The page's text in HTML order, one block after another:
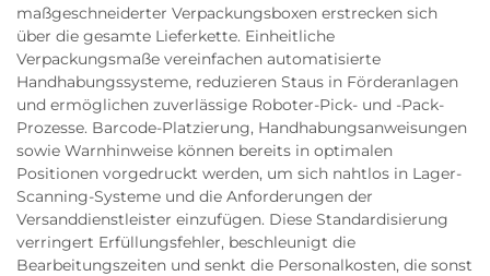
maßgeschneiderter Verpackungsboxen erstrecken sich
über die gesamte Lieferkette. Einheitliche
Verpackungsmaße vereinfachen automatisierte
Handhabungssysteme, reduzieren Staus in Förderanlagen
und ermöglichen zuverlässige Roboter-Pick- und -Pack-
Prozesse. Barcode-Platzierung, Handhabungsanweisungen
sowie Warnhinweise können bereits in optimalen
Positionen vorgedruckt werden, um sich nahtlos in Lager-
Scanning-Systeme und die Anforderungen der
Versanddienstleister einzufügen. Diese Standardisierung
verringert Erfüllungsfehler, beschleunigt die
Bearbeitungszeiten und senkt die Personalkosten, die sonst